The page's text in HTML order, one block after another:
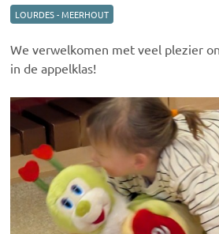
LOURDES - MEERHOUT
We verwelkomen met veel plezier
in de appelklas!